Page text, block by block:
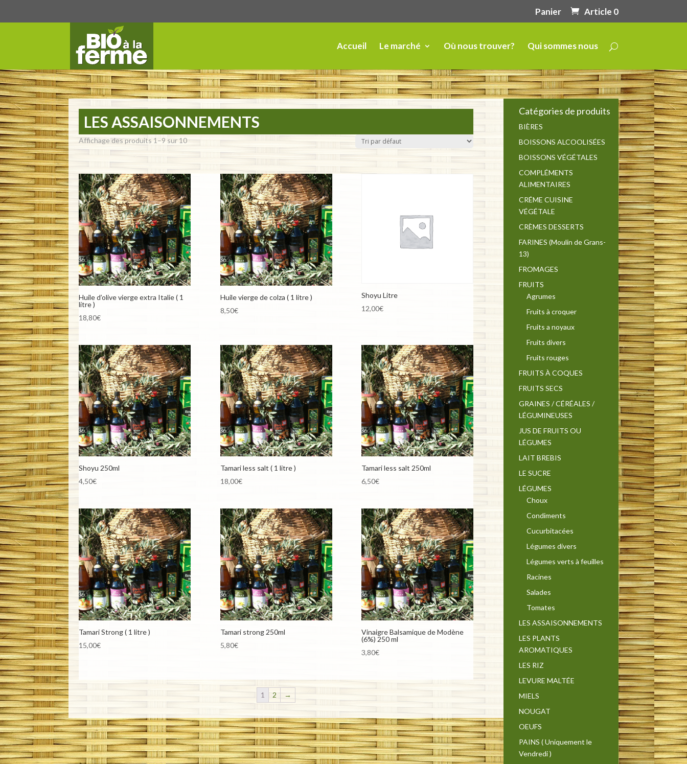
Panier Article 0
Accueil Le marché Où nous trouver? Qui sommes nous
LES ASSAISONNEMENTS
Affichage des produits 1–9 sur 10
Huile d’olive vierge extra Italie ( 1
litre )
18,80€
Huile vierge de colza ( 1 litre )
8,50€
Shoyu Litre
12,00€
Shoyu 250ml
4,50€
Tamari less salt ( 1 litre )
18,00€
Tamari less salt 250ml
6,50€
Tamari Strong ( 1 litre )
15,00€
Tamari strong 250ml
5,80€
Vinaigre Balsamique de Modène
(6%) 250 ml
3,80€
1 2 →
Catégories de produits
BIÈRES
BOISSONS ALCOOLISÉES
BOISSONS VÉGÉTALES
COMPLÉMENTS
ALIMENTAIRES
CRÉME CUISINE
VÉGÉTALE
CRÈMES DESSERTS
FARINES (Moulin de Grans-
13)
FROMAGES
FRUITS
Agrumes
Fruits à croquer
Fruits a noyaux
Fruits divers
Fruits rouges
FRUITS À COQUES
FRUITS SECS
GRAINES / CÉRÉALES /
LÉGUMINEUSES
JUS DE FRUITS OU
LÉGUMES
LAIT BREBIS
LE SUCRE
LÉGUMES
Choux
Condiments
Cucurbitacées
Légumes divers
Légumes verts à feuilles
Racines
Salades
Tomates
LES ASSAISONNEMENTS
LES PLANTS
AROMATIQUES
LES RIZ
LEVURE MALTÉE
MIELS
NOUGAT
OEUFS
PAINS ( Uniquement le
Vendredi )